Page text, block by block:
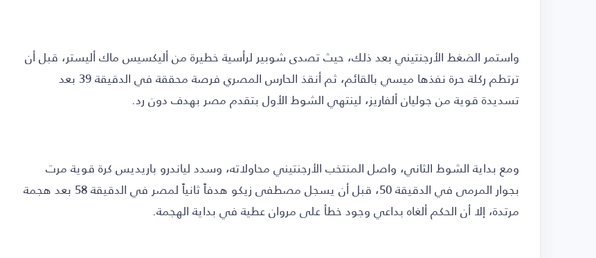
واستمر الضغط الأرجنتيني بعد ذلك، حيث تصدى شوبير لرأسية خطيرة من أليكسيس ماك أليستر، قبل أن
ترتطم ركلة حرة نفذها ميسي بالقائم، ثم أنقذ الحارس المصري فرصة محققة في الدقيقة 39 بعد
تسديدة قوية من جوليان ألفاريز، لينتهي الشوط الأول بتقدم مصر بهدف دون رد.
ومع بداية الشوط الثاني، واصل المنتخب الأرجنتيني محاولاته، وسدد لياندرو باريديس كرة قوية مرت
بجوار المرمى في الدقيقة 50، قبل أن يسجل مصطفى زيكو هدفاً ثانياً لمصر في الدقيقة 58 بعد هجمة
مرتدة، إلا أن الحكم ألغاه بداعي وجود خطأ على مروان عطية في بداية الهجمة.